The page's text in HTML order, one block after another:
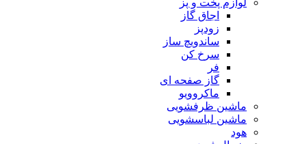
اجاق گاز
زودپز
ساندویچ ساز
سرخ کن
فر
گاز صفحه ای
ماکروویو
ماشین ظرفشویی
ماشین لباسشویی
هود